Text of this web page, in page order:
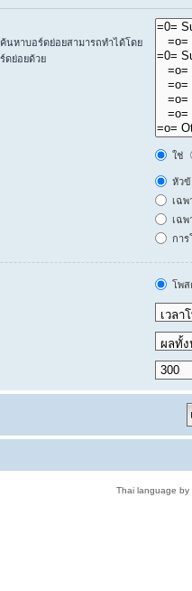
นหาบอร์ดย่อยสามารถทำได้โดย
ดย่อยด้วย
ใช่
หัว
เฉ
เฉ
กา
โพส
Thai language by